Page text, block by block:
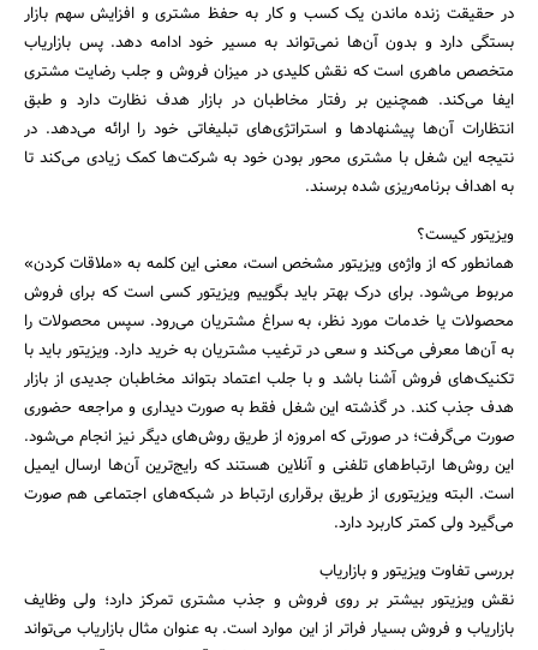
جستجو
در حقیقت زنده ماندن یک کسب و کار به حفظ مشتری و افزایش سهم بازار
بستگی دارد و بدون آن‌ها نمی‌تواند به مسیر خود ادامه دهد. پس بازاریاب
متخصص ماهری است که نقش کلیدی در میزان فروش و جلب رضایت مشتری
ایفا می‌کند. همچنین بر رفتار مخاطبان در بازار هدف نظارت دارد و طبق
انتظارات آن‌ها پیشنهادها و استراتژی‌های تبلیغاتی خود را ارائه می‌دهد. در
نتیجه این شغل با مشتری محور بودن خود به شرکت‌ها کمک زیادی می‌کند تا
به اهداف برنامه‌ریزی شده برسند.
ویزیتور کیست؟
همانطور که از واژه‌ی ویزیتور مشخص است، معنی این کلمه به «ملاقات کردن»
مربوط می‌شود. برای درک بهتر باید بگوییم ویزیتور کسی است که برای فروش
محصولات یا خدمات مورد نظر، به سراغ مشتریان می‌رود. سپس محصولات را
به آن‌ها معرفی می‌کند و سعی در ترغیب مشتریان به خرید دارد. ویزیتور باید با
تکنیک‌های فروش آشنا باشد و با جلب اعتماد بتواند مخاطبان جدیدی از بازار
هدف جذب کند. در گذشته این شغل فقط به صورت دیداری و مراجعه حضوری
صورت می‌گرفت؛ در صورتی که امروزه از طریق روش‌های دیگر نیز انجام می‌شود.
این روش‌ها ارتباط‌های تلفنی و آنلاین هستند که رایج‌ترین آن‌ها ارسال ایمیل
است. البته ویزیتوری از طریق برقراری ارتباط در شبکه‌های اجتماعی هم صورت
می‌گیرد ولی کمتر کاربرد دارد.
بررسی تفاوت ویزیتور و بازاریاب
نقش ویزیتور بیشتر بر روی فروش و جذب مشتری تمرکز دارد؛ ولی وظایف
بازاریاب و فروش بسیار فراتر از این موارد است. به عنوان مثال بازاریاب می‌تواند